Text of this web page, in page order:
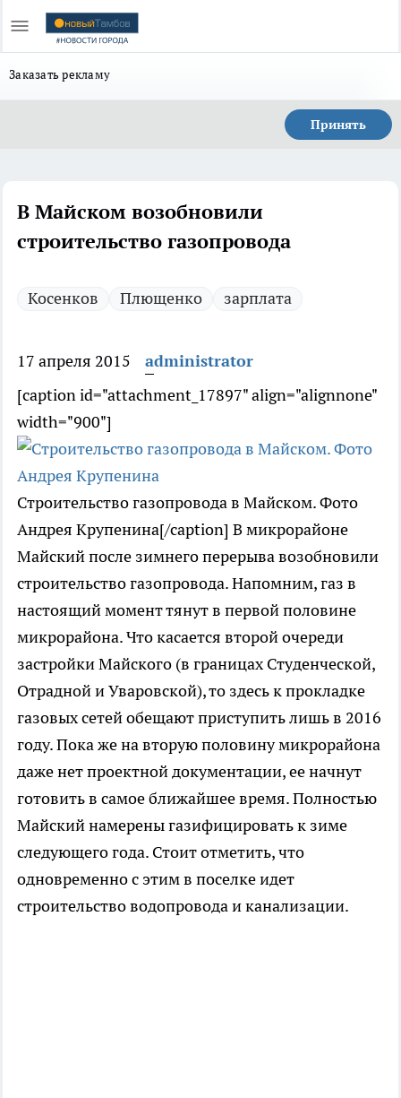
Заказать рекламу
Принять
В Майском возобновили
строительство газопровода
Косенков Плющенко зарплата
17 апреля 2015
administrator
[caption id="attachment_17897" align="alignnone"
width="900"]
Строительство газопровода в Майском. Фото
Андрея Крупенина[/caption] В микрорайоне
Майский после зимнего перерыва возобновили
строительство газопровода. Напомним, газ в
настоящий момент тянут в первой половине
микрорайона. Что касается второй очереди
застройки Майского (в границах Студенческой,
Отрадной и Уваровской), то здесь к прокладке
газовых сетей обещают приступить лишь в 2016
году. Пока же на вторую половину микрорайона
даже нет проектной документации, ее начнут
готовить в самое ближайшее время. Полностью
Майский намерены газифицировать к зиме
следующего года. Стоит отметить, что
одновременно с этим в поселке идет
строительство водопровода и канализации.